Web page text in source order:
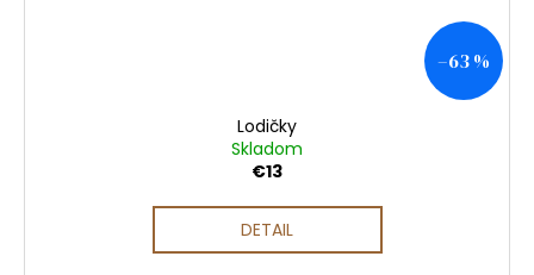
–63 %
Lodičky
Skladom
€13
DETAIL